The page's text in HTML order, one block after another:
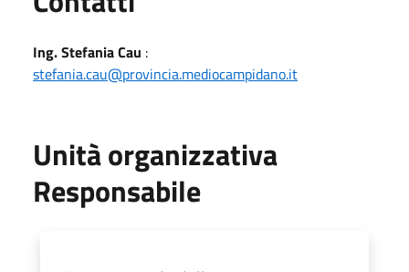
Ing. Stefania Cau :
stefania.cau@provincia.mediocampidano.it
Unità organizzativa
Responsabile